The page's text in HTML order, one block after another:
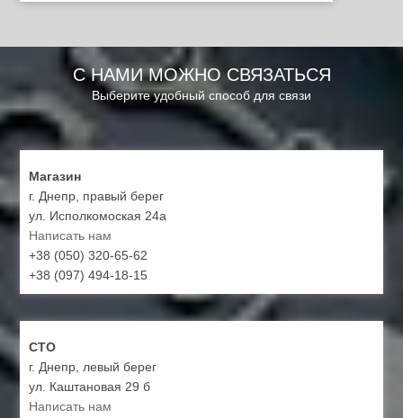
С НАМИ МОЖНО СВЯЗАТЬСЯ
Выберите удобный способ для связи
Магазин
г. Днепр, правый берег
ул. Исполкомоская 24а
Написать нам
+38 (050) 320-65-62
+38 (097) 494-18-15
СТО
г. Днепр, левый берег
ул. Каштановая 29 б
Написать нам